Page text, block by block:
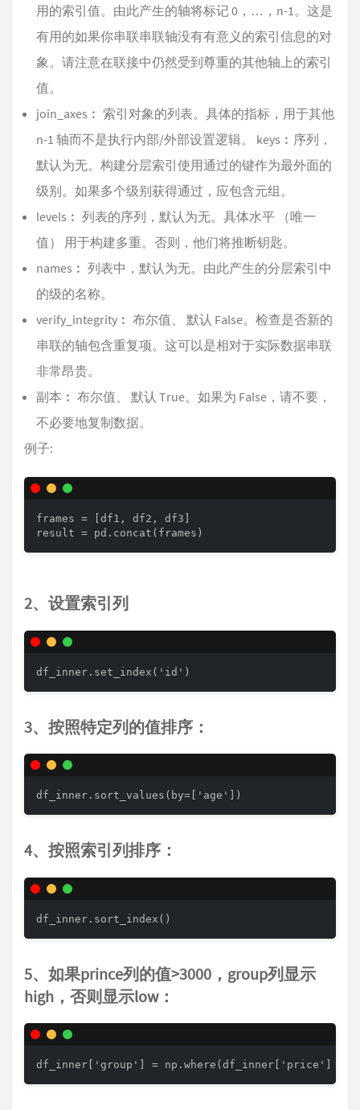
用的索引值。由此产生的轴将标记 0，…，n-1。这是
有用的如果你串联串联轴没有有意义的索引信息的对
象。请注意在联接中仍然受到尊重的其他轴上的索引
值。
join_axes︰ 索引对象的列表。具体的指标，用于其他
n-1 轴而不是执行内部/外部设置逻辑。 keys︰序列，
默认为无。构建分层索引使用通过的键作为最外面的
级别。如果多个级别获得通过，应包含元组。
levels︰ 列表的序列，默认为无。具体水平 （唯一
值） 用于构建多重。否则，他们将推断钥匙。
names︰ 列表中，默认为无。由此产生的分层索引中
的级的名称。
verify_integrity︰ 布尔值、 默认 False。检查是否新的
串联的轴包含重复项。这可以是相对于实际数据串联
非常昂贵。
副本︰ 布尔值、 默认 True。如果为 False，请不要，
不必要地复制数据。
例子:
frames = [df1, df2, df3]
result = pd.concat(frames)
2、设置索引列
df_inner.set_index('id')
3、按照特定列的值排序：
df_inner.sort_values(by=['age'])
4、按照索引列排序：
df_inner.sort_index()
5、如果prince列的值>3000，group列显示
high，否则显示low：
df_inner['group'] = np.where(df_inner['price'] >